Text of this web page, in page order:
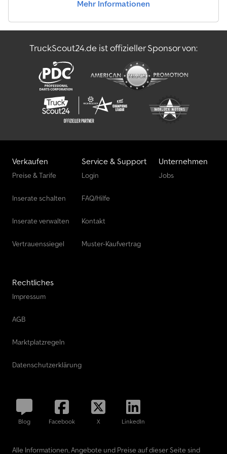
Mehr Informationen
TruckScout24.de ist offizieller Sponsor von:
Verkaufen
Preise & Tarife
Inserate schalten
Inserate verwalten
Vertrauenssiegel
Service & Support
Login
FAQ/Hilfe
Kontakt
Muster-Kaufvertrag
Unternehmen
Jobs
Rechtliches
Impressum
AGB
Marktplatzregeln
Datenschutzerklärung
Blog Facebook X LinkedIn
Alle Informationen, Angebote und Preise auf dieser Seite sind